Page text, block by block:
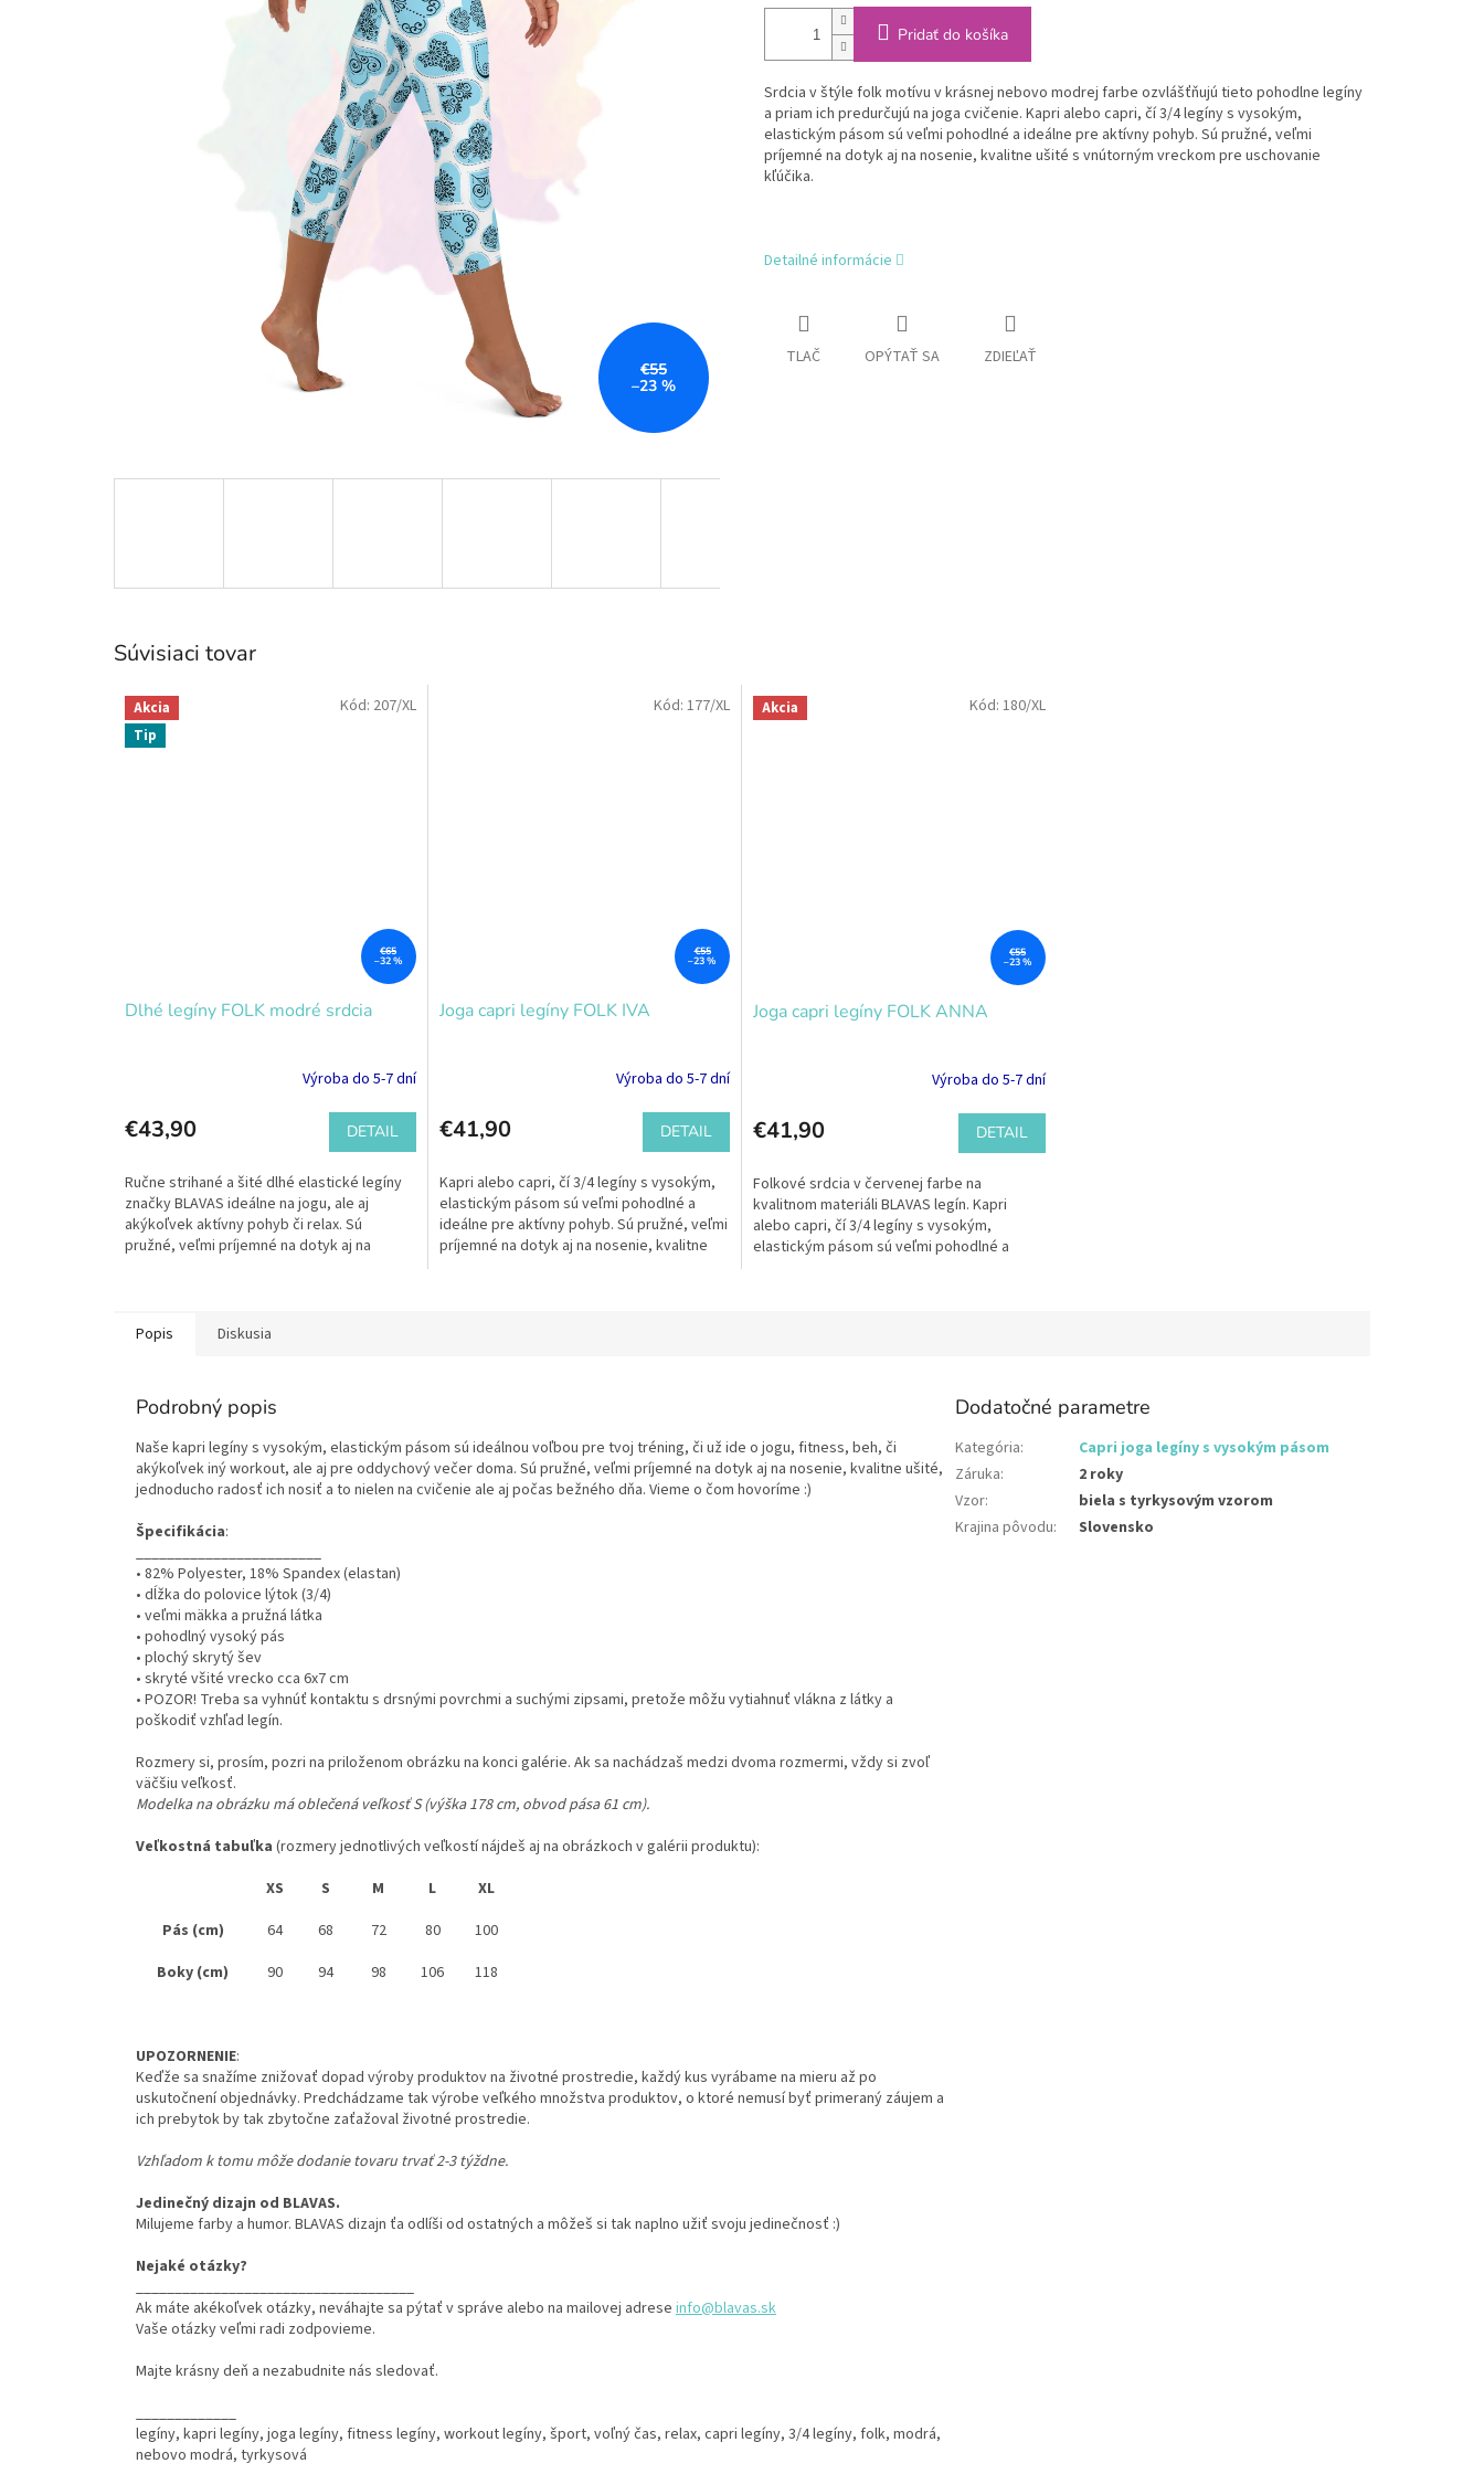
€55
–23 %
Pridať do košíka
Srdcia v štýle folk motívu v krásnej nebovo modrej farbe ozvlášťňujú tieto pohodlne legíny
a priam ich predurčujú na joga cvičenie. Kapri alebo capri, čí 3/4 legíny s vysokým,
elastickým pásom sú veľmi pohodlné a ideálne pre aktívny pohyb. Sú pružné, veľmi
príjemné na dotyk aj na nosenie, kvalitne ušité s vnútorným vreckom pre uschovanie
kľúčika.
Detailné informácie
TLAČ OPÝTAŤ SA ZDIEĽAŤ
Súvisiaci tovar
Akcia
Tip
€65
–32 %
Dlhé legíny FOLK modré srdcia
Výroba do 5-7 dní
€43,90 DETAIL
Ručne strihané a šité dlhé elastické legíny
značky BLAVAS ideálne na jogu, ale aj
akýkoľvek aktívny pohyb či relax. Sú
pružné, veľmi príjemné na dotyk aj na
Kód: 207/XL
€55
–23 %
Joga capri legíny FOLK IVA
Výroba do 5-7 dní
€41,90 DETAIL
Kapri alebo capri, čí 3/4 legíny s vysokým,
elastickým pásom sú veľmi pohodlné a
ideálne pre aktívny pohyb. Sú pružné, veľmi
príjemné na dotyk aj na nosenie, kvalitne
Kód: 177/XL Akcia
€55
–23 %
Joga capri legíny FOLK ANNA
Výroba do 5-7 dní
€41,90 DETAIL
Folkové srdcia v červenej farbe na
kvalitnom materiáli BLAVAS legín. Kapri
alebo capri, čí 3/4 legíny s vysokým,
elastickým pásom sú veľmi pohodlné a
Kód: 180/XL
Popis Diskusia
Podrobný popis
Naše kapri legíny s vysokým, elastickým pásom sú ideálnou voľbou pre tvoj tréning, či už ide o jogu, fitness, beh, či
akýkoľvek iný workout, ale aj pre oddychový večer doma. Sú pružné, veľmi príjemné na dotyk aj na nosenie, kvalitne ušité,
jednoducho radosť ich nosiť a to nielen na cvičenie ale aj počas bežného dňa. Vieme o čom hovoríme :)
Špecifikácia:
• 82% Polyester, 18% Spandex (elastan)
• dĺžka do polovice lýtok (3/4)
• veľmi mäkka a pružná látka
• pohodlný vysoký pás
• plochý skrytý šev
• skryté všité vrecko cca 6x7 cm
• POZOR! Treba sa vyhnúť kontaktu s drsnými povrchmi a suchými zipsami, pretože môžu vytiahnuť vlákna z látky a
poškodiť vzhľad legín.
Rozmery si, prosím, pozri na priloženom obrázku na konci galérie. Ak sa nachádzaš medzi dvoma rozmermi, vždy si zvoľ
väčšiu veľkosť.
Modelka na obrázku má oblečená veľkosť S (výška 178 cm, obvod pása 61 cm).
Veľkostná tabuľka (rozmery jednotlivých veľkostí nájdeš aj na obrázkoch v galérii produktu):
XS
S M L
XL
Pás (cm)
64 68 72 80
100
Boky (cm)
90 94 98 106 118
UPOZORNENIE:
Keďže sa snažíme znižovať dopad výroby produktov na životné prostredie, každý kus vyrábame na mieru až po
uskutočnení objednávky. Predchádzame tak výrobe veľkého množstva produktov, o ktoré nemusí byť primeraný záujem a
ich prebytok by tak zbytočne zaťažoval životné prostredie.
Vzhľadom k tomu môže dodanie tovaru trvať 2-3 týždne.
Jedinečný dizajn od BLAVAS.
Milujeme farby a humor. BLAVAS dizajn ťa odlíši od ostatných a môžeš si tak naplno užiť svoju jedinečnosť :)
Nejaké otázky?
Ak máte akékoľvek otázky, neváhajte sa pýtať v správe alebo na mailovej adrese info@blavas.sk
Vaše otázky veľmi radi zodpovieme.
Majte krásny deň a nezabudnite nás sledovať.
legíny, kapri legíny, joga legíny, fitness legíny, workout legíny, šport, voľný čas, relax, capri legíny, 3/4 legíny, folk, modrá,
nebovo modrá, tyrkysová
Dodatočné parametre
Kategória:
Capri joga legíny s vysokým pásom
Záruka:
2 roky
Vzor:
biela s tyrkysovým vzorom
Krajina pôvodu: Slovensko